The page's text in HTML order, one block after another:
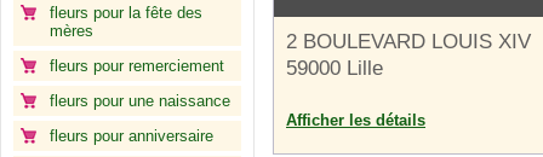
fleurs pour la fête des
mères
fleurs pour remerciement
fleurs pour une naissance
fleurs pour anniversaire
2 BOULEVARD LOUIS XIV
59000 Lille
Afficher les détails